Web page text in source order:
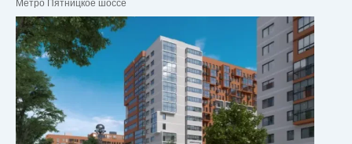
Метро Пятницкое шоссе